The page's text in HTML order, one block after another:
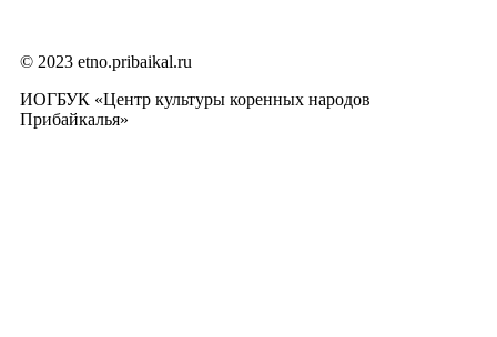
© 2023 etno.pribaikal.ru
ИОГБУК «Центр культуры коренных народов
Прибайкалья»